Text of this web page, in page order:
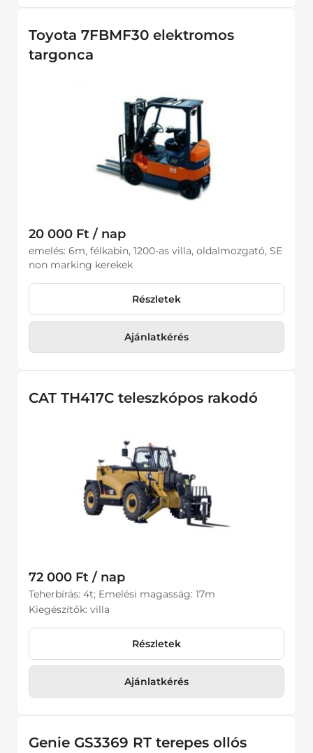
Toyota 7FBMF30 elektromos
targonca
20 000 Ft / nap
emelés: 6m, félkabin, 1200-as villa, oldalmozgató, SE
non marking kerekek
Részletek
Ajánlatkérés
CAT TH417C teleszkópos rakodó
72 000 Ft / nap
Teherbírás: 4t; Emelési magasság: 17m
Kiegészítők: villa
Részletek
Ajánlatkérés
Genie GS3369 RT terepes ollós